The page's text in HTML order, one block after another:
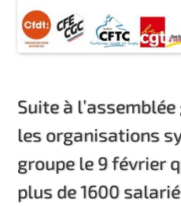
Suite à
les organisations
groupe le 9 février
plus de 1600